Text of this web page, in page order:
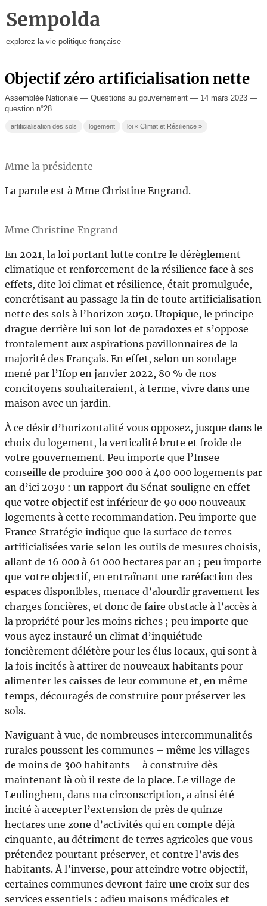
Sempolda
explorez la vie politique française
Objectif zéro artificialisation nette
Assemblée Nationale — Questions au gouvernement — 14 mars 2023 —
question n°28
artificialisation des sols logement loi « Climat et Résilience »
Mme la présidente
La parole est à Mme Christine Engrand.
Mme Christine Engrand
En 2021, la loi portant lutte contre le dérèglement
climatique et renforcement de la résilience face à ses
effets, dite loi climat et résilience, était promulguée,
concrétisant au passage la fin de toute artificialisation
nette des sols à l’horizon 2050. Utopique, le principe
drague derrière lui son lot de paradoxes et s’oppose
frontalement aux aspirations pavillonnaires de la
majorité des Français. En effet, selon un sondage
mené par l’Ifop en janvier 2022, 80 % de nos
concitoyens souhaiteraient, à terme, vivre dans une
maison avec un jardin.
À ce désir d’horizontalité vous opposez, jusque dans le
choix du logement, la verticalité brute et froide de
votre gouvernement. Peu importe que l’Insee
conseille de produire 300 000 à 400 000 logements par
an d’ici 2030 : un rapport du Sénat souligne en effet
que votre objectif est inférieur de 90 000 nouveaux
logements à cette recommandation. Peu importe que
France Stratégie indique que la surface de terres
artificialisées varie selon les outils de mesures choisis,
allant de 16 000 à 61 000 hectares par an ; peu importe
que votre objectif, en entraînant une raréfaction des
espaces disponibles, menace d’alourdir gravement les
charges foncières, et donc de faire obstacle à l’accès à
la propriété pour les moins riches ; peu importe que
vous ayez instauré un climat d’inquiétude
foncièrement délétère pour les élus locaux, qui sont à
la fois incités à attirer de nouveaux habitants pour
alimenter les caisses de leur commune et, en même
temps, découragés de construire pour préserver les
sols.
Naviguant à vue, de nombreuses intercommunalités
rurales poussent les communes – même les villages
de moins de 300 habitants – à construire dès
maintenant là où il reste de la place. Le village de
Leulinghem, dans ma circonscription, a ainsi été
incité à accepter l’extension de près de quinze
hectares une zone d’activités qui en compte déjà
cinquante, au détriment de terres agricoles que vous
prétendez pourtant préserver, et contre l’avis des
habitants. À l’inverse, pour atteindre votre objectif,
certaines communes devront faire une croix sur des
services essentiels : adieu maisons médicales et